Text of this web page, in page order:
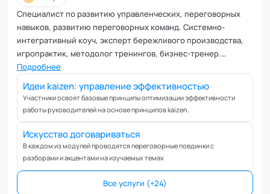
Корпоративная культура и этика
Коучинг команд
Коучинг руководителей
Международные коммуникации
Межличностные конфликты
Невроз
Обучение и образовательные программы
Ораторское искусство
Организация и проведение переговоров
Специалист по развитию управленческих, переговорных
навыков, развитию переговорных команд. Системно-
интегративный коуч, эксперт бережливого производства,
игропрактик, методолог тренингов, бизнес-тренер.
Эксперт кафедры "Технологии командного менеджмента"
Академии социальных технологий
Подробнее
Идеи kaizen: управление эффективностью
Участники освоят базовые принципы оптимизации эффективности
работы руководителей на основе принципов kaizen.
Искусство договариваться
В каждом из модулей проводятся переговорные поединки с
разборами и акцентами на изучаемых темах
Все услуги (+24)